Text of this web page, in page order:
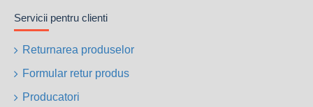
Servicii pentru clienti
Returnarea produselor
Formular retur produs
Producatori